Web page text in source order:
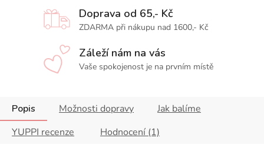
Doprava od 65,- Kč
ZDARMA při nákupu nad 1600,- Kč
Záleží nám na vás
Vaše spokojenost je na prvním místě
Popis Možnosti dopravy
Jak balíme
YUPPI recenze
Hodnocení (1)